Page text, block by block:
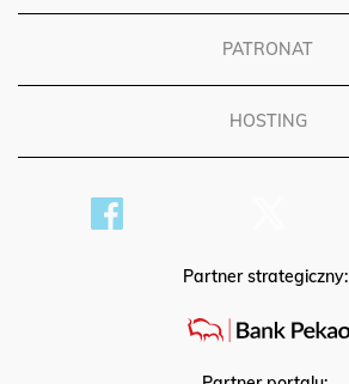
PATRONAT
HOSTING
Partner strategiczny: